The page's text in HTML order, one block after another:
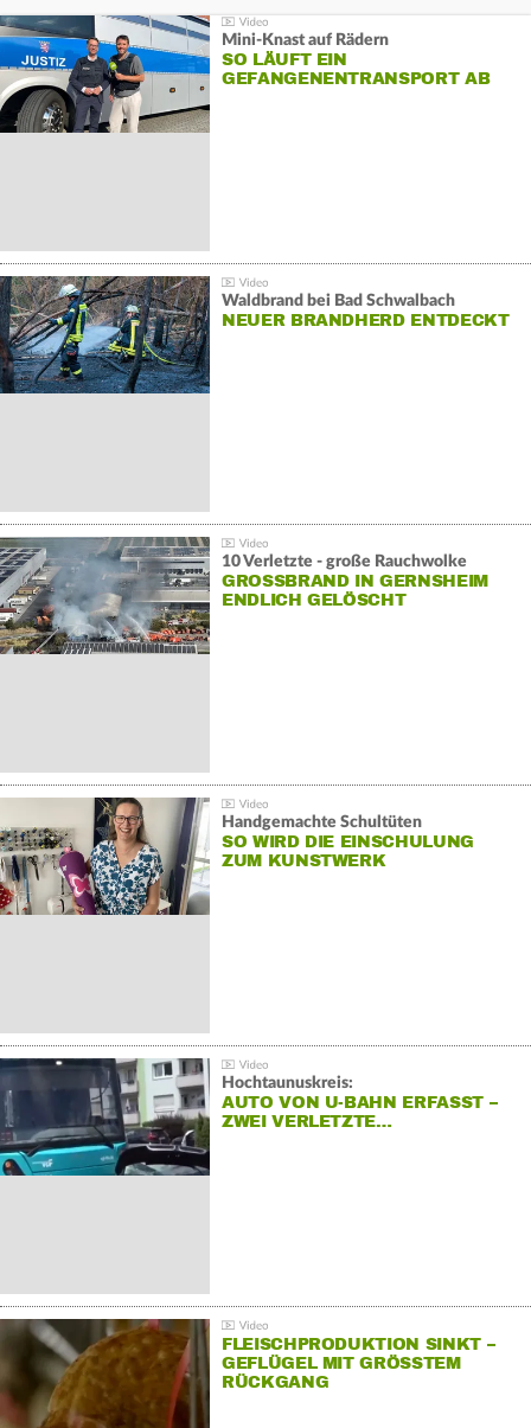
Mini-Knast auf Rädern
SO LÄUFT EIN
GEFANGENENTRANSPORT AB
Waldbrand bei Bad Schwalbach
NEUER BRANDHERD ENTDECKT
10 Verletzte - große Rauchwolke
GROSSBRAND IN GERNSHEIM E
NDLICH GELÖSCHT
Handgemachte Schultüten
SO WIRD DIE EINSCHULUNG
ZUM KUNSTWERK
Hochtaunuskreis:
AUTO VON U-BAHN ERFASST –
ZWEI VERLETZTE…
FLEISCHPRODUKTION SINKT –
GEFLÜGEL MIT GRÖSSTEM R
ÜCKGANG